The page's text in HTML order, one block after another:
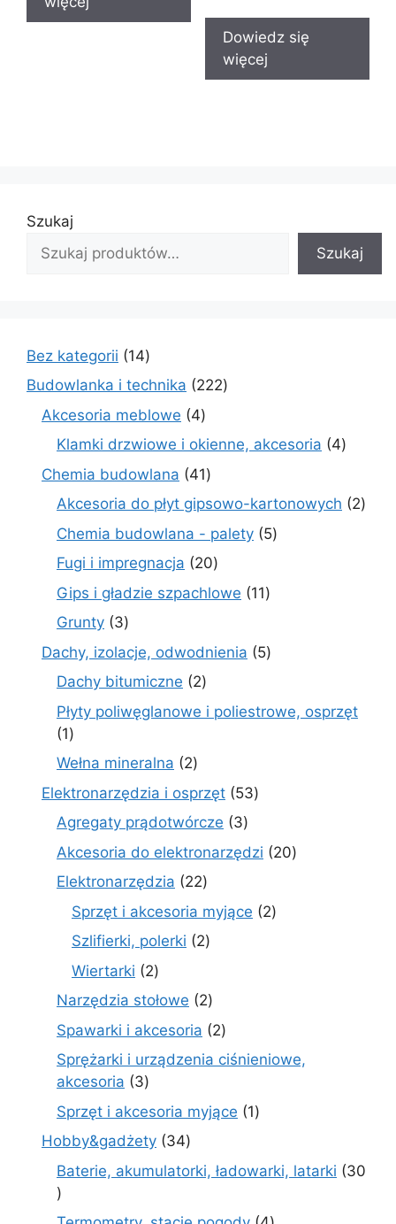
Dowiedz się
więcej
Szukaj
Szukaj
Bez kategorii 1414
produktów
Budowlanka i technika 222222
Akcesoria meblowe 44
produkty
Klamki drzwiowe i okienne, akcesoria 44
Chemia budowlana 4141
produktów
Akcesoria do płyt gipsowo-kartonowych 22
Chemia budowlana - palety 55
Fugi i impregnacja 2020
produktów
Gips i gładzie szpachlowe 1111
Grunty 33
produkty
Dachy, izolacje, odwodnienia 55
Dachy bitumiczne 22
produkty
Płyty poliwęglanowe i poliestrowe, osprzęt
11
produkt
Wełna mineralna 22
produkty
Elektronarzędzia i osprzęt 5353
Agregaty prądotwórcze 33
produkty
Akcesoria do elektronarzędzi 2020
Elektronarzędzia 2222
produkty
Sprzęt i akcesoria myjące 22
Szlifierki, polerki 22
Wiertarki 22
produkty
Narzędzia stołowe 22
produkty
Spawarki i akcesoria 22
produkty
Sprężarki i urządzenia ciśnieniowe,
akcesoria
33
produkty
Sprzęt i akcesoria myjące 11
Hobby&gadżety 3434
produkty
Baterie, akumulatorki, ładowarki, latarki
30
30
produktów